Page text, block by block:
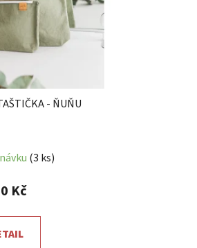
- ŇUŇU
hodnocení
produktu
5,0
z
(3 ks)
Kč